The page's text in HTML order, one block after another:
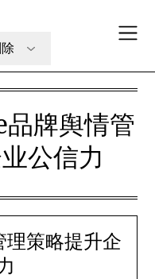
牌舆情管
公信力
策略提升企